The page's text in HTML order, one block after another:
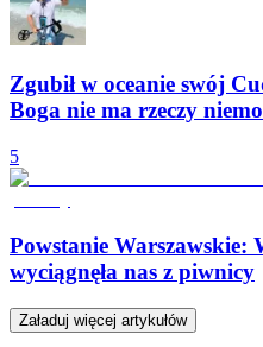
Zgubił w oceanie swój
Boga nie ma rzeczy
5
Powstanie Warszawskie:
wyciągnęła nas z piwnicy
Załaduj więcej artykułów